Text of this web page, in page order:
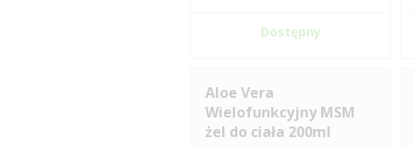
Dostępny
Aloe Vera
Wielofunkcyjny MSM
żel do ciała 200ml